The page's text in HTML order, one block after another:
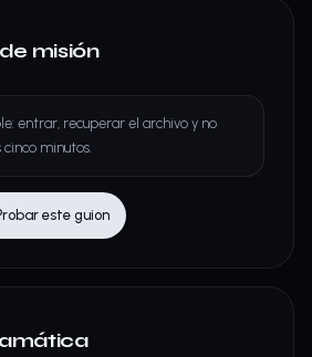
misión
entrar, recuperar el archivo y no
minutos.
este guion